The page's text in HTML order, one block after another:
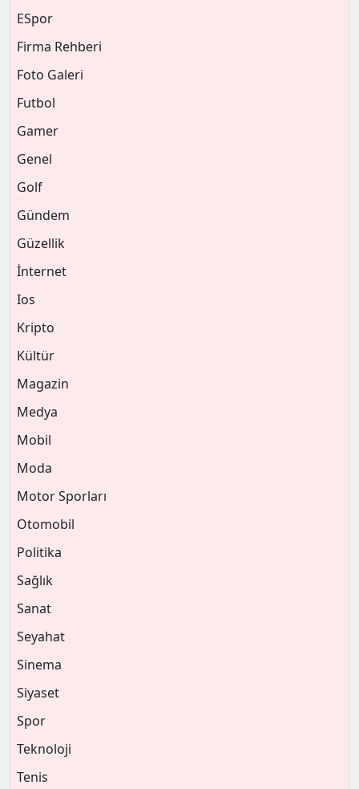
ESpor
Firma Rehberi
Foto Galeri
Futbol
Gamer
Genel
Golf
Gündem
Güzellik
İnternet
Ios
Kripto
Kültür
Magazin
Medya
Mobil
Moda
Motor Sporları
Otomobil
Politika
Sağlık
Sanat
Seyahat
Sinema
Siyaset
Spor
Teknoloji
Tenis